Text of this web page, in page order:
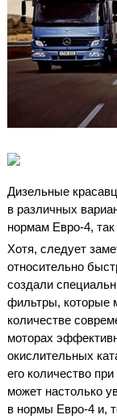
Дизельные
в различных
нормам Евро-4,
Хотя, следует
относительно
создали
фильтры, которые
количестве
моторах
окислительных
его количество
может настолько
в нормы Евро-4 и,